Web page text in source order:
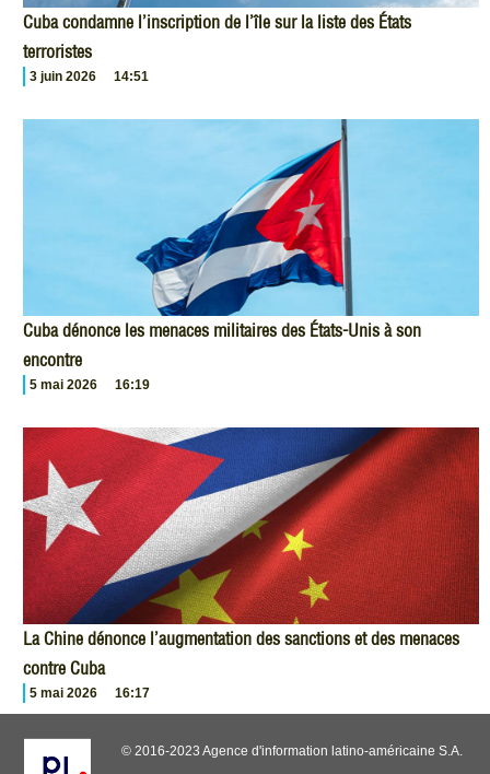
Cuba condamne l’inscription de l’île sur la liste des États
terroristes
3 juin 2026 14:51
Cuba dénonce les menaces militaires des États-Unis à son
encontre
5 mai 2026 16:19
La Chine dénonce l’augmentation des sanctions et des menaces
contre Cuba
5 mai 2026 16:17
© 2016-2023 Agence d'information latino-américaine S.A.